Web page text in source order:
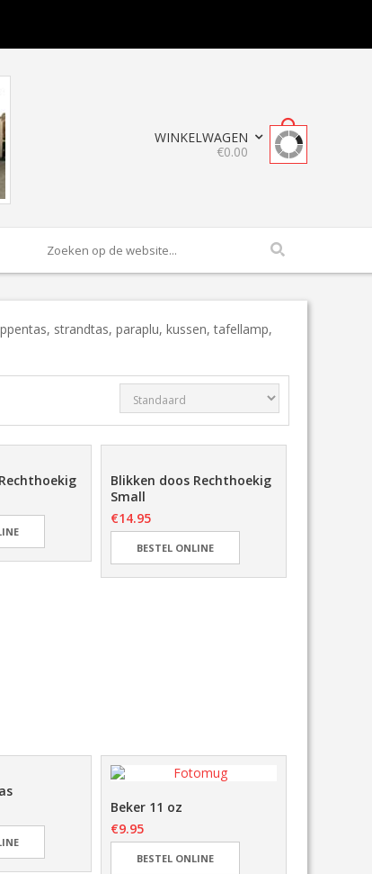
WINKELWAGEN
€0.00 0
strandtas, paraplu, kussen, tafellamp,
Blikken doos Rechthoekig
Small
€14.95
BESTEL ONLINE
Beker 11 oz
€9.95
BESTEL ONLINE